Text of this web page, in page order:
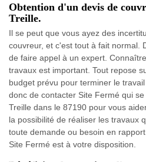
Obtention d'un devis de
Treille.
Il se peut que vous ayez des
couvreur, et c'est tout à fait normal.
de faire appel à un expert.
travaux est important. Tout repose
budget prévu pour terminer le
donc de contacter Site Fermé qui
Treille dans le 87190 pour vous
la possibilité de réaliser les travaux
toute demande ou besoin en
Site Fermé est à votre disposition.